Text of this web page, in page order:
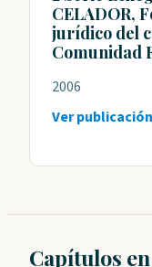
CELADOR,
jurídico del
Comunidad
2006
Ver
Capítulos